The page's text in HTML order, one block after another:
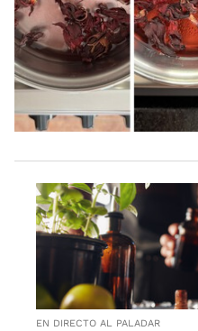
EN DIRECTO AL PALADAR